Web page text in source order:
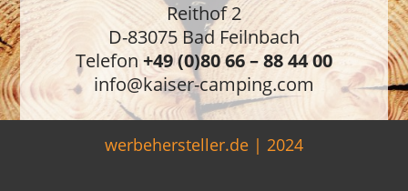
Reithof 2
D-83075 Bad Feilnbach
Telefon +49 (0)80 66 – 88 44 00
info@kaiser-camping.com
werbehersteller.de | 2024